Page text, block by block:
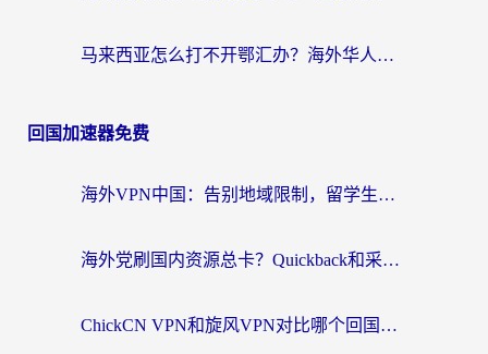
马来西亚怎么打不开鄂汇办？海外华人必备的回国加速指南，解决追剧、办事、阅读难题
回国加速器免费
海外VPN中国：告别地域限制，留学生与华人如何轻松刷国内剧、玩国服？
海外党刷国内资源总卡？Quickback和采集蜂好用吗？这篇指南帮你避坑
ChickCN VPN和旋风VPN对比哪个回国效果更好？海外党亲测实用指南